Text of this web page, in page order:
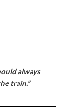
always
train.”